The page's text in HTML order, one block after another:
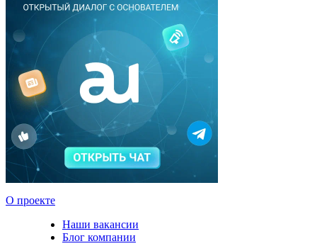
О проекте
Наши вакансии
Блог компании